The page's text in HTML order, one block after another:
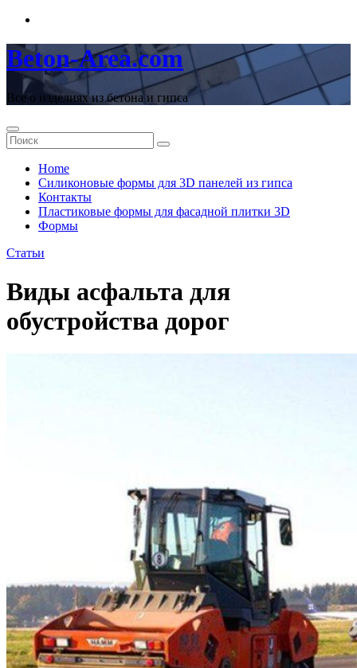
Перейти
содержимому
Beton-Area.com
Все о изделиях из бетона и гипса
Home
Cиликоновые формы для 3D панелей из гипса
Контакты
Пластиковые формы для фасадной плитки 3D
Формы
Статьи
Виды асфальта для
обустройства дорог